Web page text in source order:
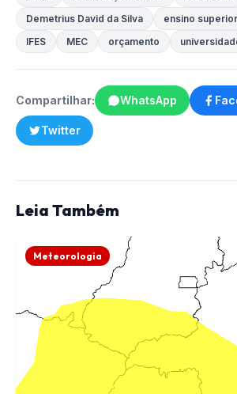
Demetrius David da Silva
ensino superior
IFES
MEC orçamento
Compartilhar: WhatsApp
Twitter
Leia Também
Meteorologia